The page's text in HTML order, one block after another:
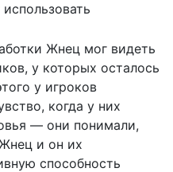
Жнец мог видеть
у которых осталось
у игроков
когда у них
— они понимали,
и он их
способность